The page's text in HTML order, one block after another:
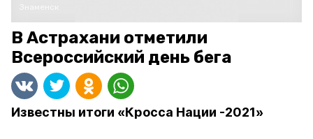
В Астрахани отметили
Всероссийский день бега
Известны итоги «Кросса Нации -2021»